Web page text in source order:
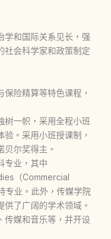
学和国际关系见长，强
社会科学家和政策制定
险精算等特色课程，
树一帜，采用全程小班
。采用小班授课制，
尔奖得主。
专业，其中
（Commercial
专业。此外，传媒学院
了广阔的学术领域。
传媒和音乐等，并开设